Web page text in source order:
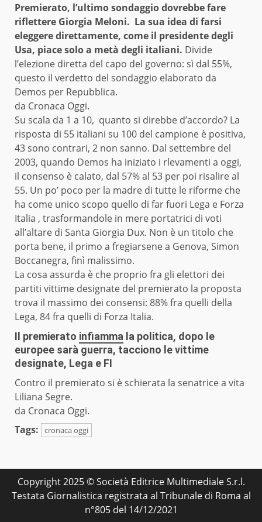
Premierato, l’ultimo sondaggio dovrebbe fare
riflettere Giorgia Meloni. La sua idea di farsi
eleggere direttamente, come il presidente degli
Usa, piace solo a metà degli italiani. Divide
l’elezione diretta del capo del governo: sì dal 55%,
questo il verdetto del sondaggio elaborato da
Demos per Repubblica.
da Cronaca Oggi.
Su scala da 1 a 10, quanto si direbbe d’accordo? La
risposta di 55 italiani su 100 del campione è positiva,
43 sono contrari, 2 non sanno. Dal settembre del
2003, quando Demos ha iniziato i rlevamenti a oggi,
il consenso è calato, dal 57% al 53 per poi risalire al
55. Un po’ poco per la madre di tutte le riforme che
ha come unico scopo quello di far fuori Lega e Forza
Italia , trasformandole in mere portatrici di voti
all’altare di Santa Giorgia Dux. Non è un titolo che
porta bene, il primo a fregiarsene a Genova, Simon
Boccanegra, finì malissimo.
La cosa assurda è che proprio fra gli elettori dei
partiti vittime designate del premierato la proposta
trova il massimo dei consensi: 88% fra quelli della
Lega, 84 fra quelli di Forza Italia.
Il premierato infiamma la politica, dopo le
europee sarà guerra, tacciono le vittime
designate, Lega e FI
Contro il premierato si èschierata la senatrice a vita
Liliana Segre.
da Cronaca Oggi.
Tags:
cronaca oggi
Copyright 2025 © Società Editrice Multimediale S.r.l.
Testata Giornalistica registrata al Tribunale di Roma al
n°805 del 14/12/2021